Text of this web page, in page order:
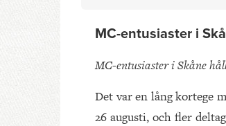
MC-entusiaster i
MC-entusiaster i Skåne
Det var en lång kortege
26 augusti, och fler